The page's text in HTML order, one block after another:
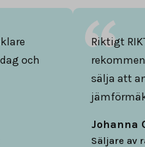
och
Riktigt
sälja att
Johanna
Säljare av